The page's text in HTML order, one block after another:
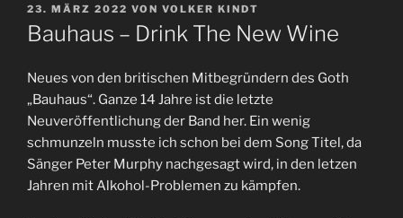
VERÖFFENTLICHT
AM
23. MÄRZ 2022 VON VOLKER KINDT
Bauhaus – Drink The New Wine
Neues von den britischen Mitbegründern des Goth
„Bauhaus“. Ganze 14 Jahre ist die letzte
Neuveröffentlichung der Band her. Ein wenig
schmunzeln musste ich schon bei dem Song Titel, da
Sänger Peter Murphy nachgesagt wird, in den letzen
Jahren mit Alkohol-Problemen zu kämpfen.